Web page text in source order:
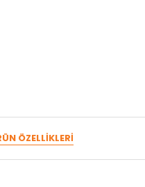
ÖZELLIKLERI